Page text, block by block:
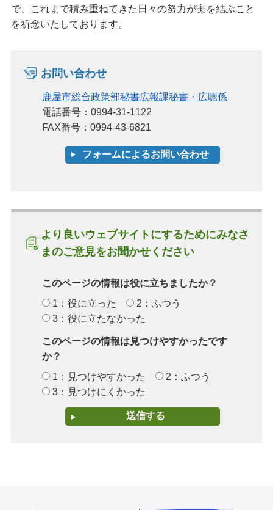
で、これまで積み重ねてきた日々の努力が実を結ぶこと
を祈念いたしております。
お問い合わせ
鹿屋市総合政策部秘書広報課秘書・広聴係
電話番号：0994-31-1122
FAX番号：0994-43-6821
より良いウェブサイトにするためにみなさ
まのご意見をお聞かせください
このページの情報は役に立ちましたか？
1：役に立った
2：ふつう
3：役に立たなかった
このページの情報は見つけやすかったです
か？
1：見つけやすかった
2：ふつう
3：見つけにくかった